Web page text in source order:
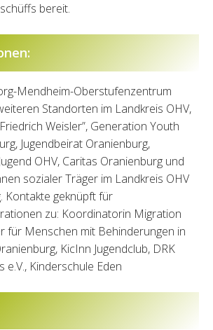
bereit.
Mendheim-Oberstufenzentrum
Standorten im Landkreis OHV,
Weisler”, Generation Youth
Jugendbeirat Oranienburg,
OHV, Caritas Oranienburg und
sozialer Träger im Landkreis OHV
Kontakte geknüpft für
zu: Koordinatorin Migration
für Menschen mit Behinderungen in
KicInn Jugendclub, DRK
e.V., Kinderschule Eden